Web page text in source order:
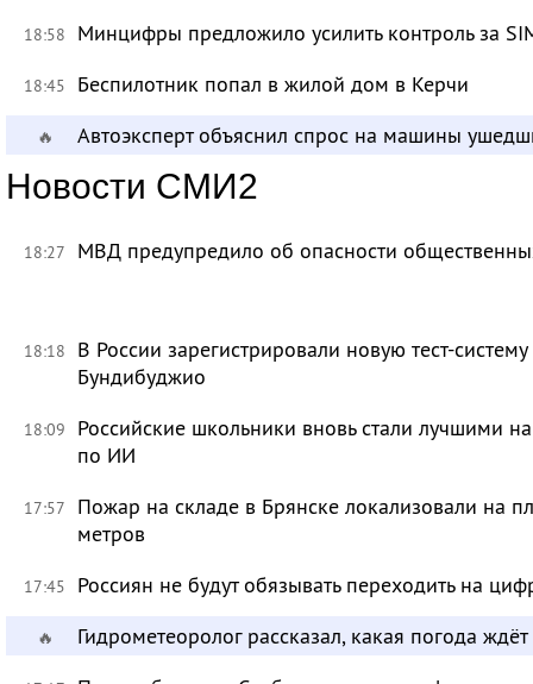
18:58 Минцифры предложило усилить контроль за
18:45 Беспилотник попал в жилой дом в Керчи
🔥 Автоэксперт объяснил спрос на машины
Новости СМИ2
18:27 МВД предупредило об опасности
18:18
В России зарегистрировали новую тест-
Бундибуджио
18:09
Российские школьники вновь стали лучшими
по ИИ
17:57
Пожар на складе в Брянске локализовали на
метров
17:45 Россиян не будут обязывать переходить на
🔥 Гидрометеоролог рассказал, какая погода